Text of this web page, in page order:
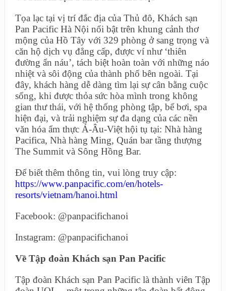
Tọa lạc tại vị trí đắc địa của Thủ đô, Khách sạn
Pan Pacific Hà Nội nổi bật trên khung cảnh thơ
mộng của Hồ Tây với 329 phòng ở sang trọng và
căn hộ dịch vụ đẳng cấp, được ví như ‘thiên
đường ẩn náu’, tách biệt hoàn toàn với những náo
nhiệt và sôi động của thành phố bên ngoài. Tại
đây, khách hàng dễ dàng tìm lại sự cân bằng cuộc
sống, khi được thỏa sức hòa mình trong không
gian thư thái, với hệ thống phòng tập, bể bơi, spa
hiện đại, và trải nghiệm sự đa dạng của các nền
văn hóa ẩm thực Á-Âu-Việt hội tụ tại: Nhà hàng
Pacifica, Nhà hàng Ming, Quán bar tầng thượng
The Summit và Sông Hồng Bar.
Để biết thêm thông tin, vui lòng truy cập:
https://www.panpacific.com/en/hotels-
resorts/vietnam/hanoi.html
Facebook: @panpacifichanoi
Instagram: @panpacifichanoi
Về Tập đoàn Khách sạn Pan Pacific
Tập đoàn Khách sạn Pan Pacific là thành viên Tập